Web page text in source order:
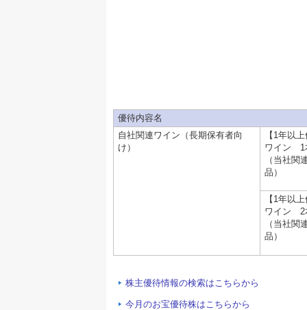
優待内容名
自社関連ワイン（長期保有者向
け）
【1年以
ワイン 1
（当社関
品）
【1年以
ワイン 2
（当社関
品）
株主優待情報の検索はこちらから
今月のお宝優待株はこちらから